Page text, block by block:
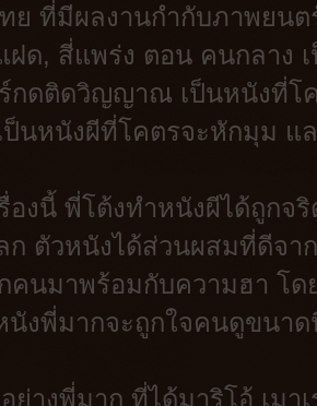
ทย ที่มีผลงานกำกับภาพยน
ด, สี่แพร่ง ตอน คนกลาง
กดติดวิญญาณ เป็นหนังที่โ
ป็นหนังผีที่โคตรจะหักมุม
รื่องนี้ พี่โต้งทำหนังผีได้ถูก
ตัวหนังได้ส่วนผสมที่ดีจาก
คนมาพร้อมกับความฮา โด
นังพี่มากจะถูกใจคนดูขนา
ย่างพี่มาก ที่ได้มาริโอ้ เม